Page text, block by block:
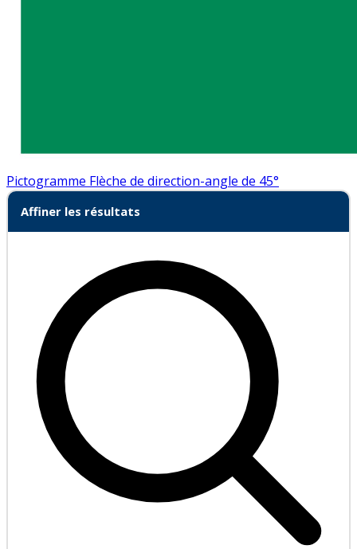
Pictogramme Flèche de direction-angle de 45°
Affiner les résultats